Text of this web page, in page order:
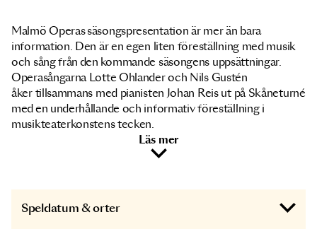
Malmö Operas säsongspresentation är mer än bara
information. Den är en egen liten föreställning med musik
och sång från den kommande säsongens uppsättningar.
Operasångarna Lotte Ohlander och Nils Gustén
åker tillsammans med pianisten Johan Reis ut på Skåneturné
med en underhållande och informativ föreställning i
musikteaterkonstens tecken.
Läs mer
Speldatum & orter